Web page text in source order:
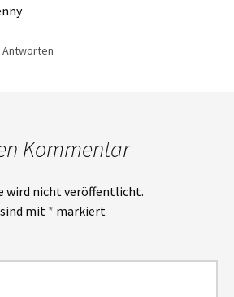
Antworten
Kommentar
wird nicht veröffentlicht.
mit * markiert